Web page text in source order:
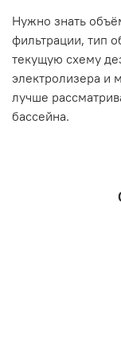
Нужно знать
фильтрации, тип
текущую схему
электролизера и
лучше
бассейна.